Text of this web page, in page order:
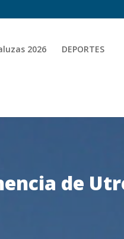
2026 DEPORTES
de